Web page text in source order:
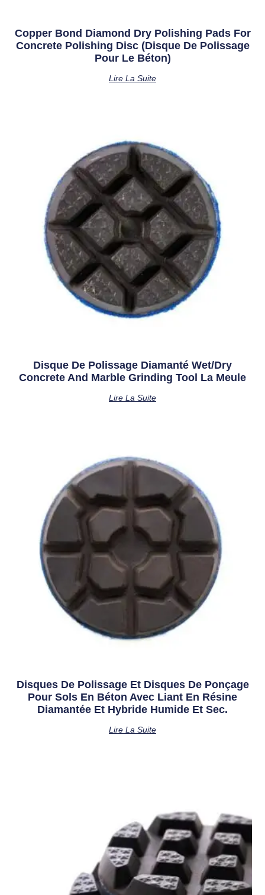
Copper Bond Diamond Dry Polishing Pads For
Concrete Polishing Disc (disque De Polissage
Pour Le Béton)
Lire La Suite
Disque De Polissage Diamanté Wet/Dry
Concrete And Marble Grinding Tool La Meule
Lire La Suite
Disques De Polissage Et Disques De Ponçage
Pour Sols En Béton Avec Liant En Résine
Diamantée Et Hybride Humide Et Sec.
Lire La Suite